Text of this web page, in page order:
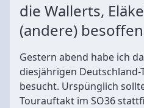
die Wallerts,
(andere)
Gestern abend habe ich
diesjährigen Deutschland-
besucht. Urspünglich
Tourauftakt im SO36